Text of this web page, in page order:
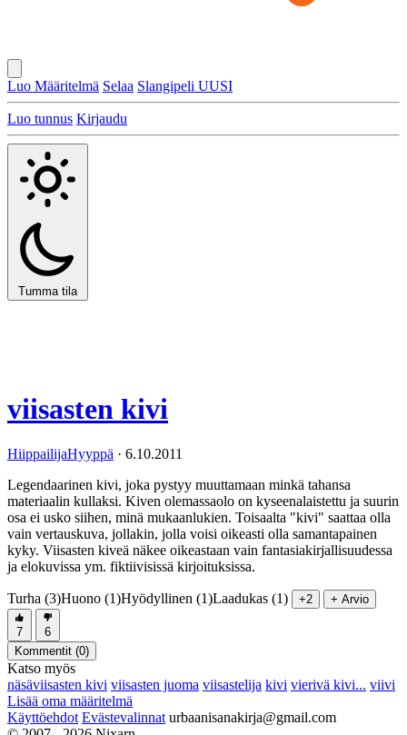
Luo Määritelmä Selaa Slangipeli UUSI
Luo tunnus Kirjaudu
Tumma tila
viisasten kivi
HiippailijaHyyppä · 6.10.2011
Legendaarinen kivi, joka pystyy muuttamaan minkä tahansa
materiaalin kullaksi. Kiven olemassaolo on kyseenalaistettu ja suurin
osa ei usko siihen, minä mukaanlukien. Toisaalta "kivi" saattaa olla
vain vertauskuva, jollakin, jolla voisi oikeasti olla samantapainen
kyky. Viisasten kiveä näkee oikeastaan vain fantasiakirjallisuudessa
ja elokuvissa ym. fiktiivisissä kirjoituksissa.
Turha (3)Huono (1)Hyödyllinen (1)Laadukas (1) +2 + Arvio
7
6
Kommentit (0)
Katso myös
näsäviisasten kivi viisasten juoma viisastelija kivi vierivä kivi... viivi
Lisää oma määritelmä
Käyttöehdot Evästevalinnat urbaanisanakirja@gmail.com